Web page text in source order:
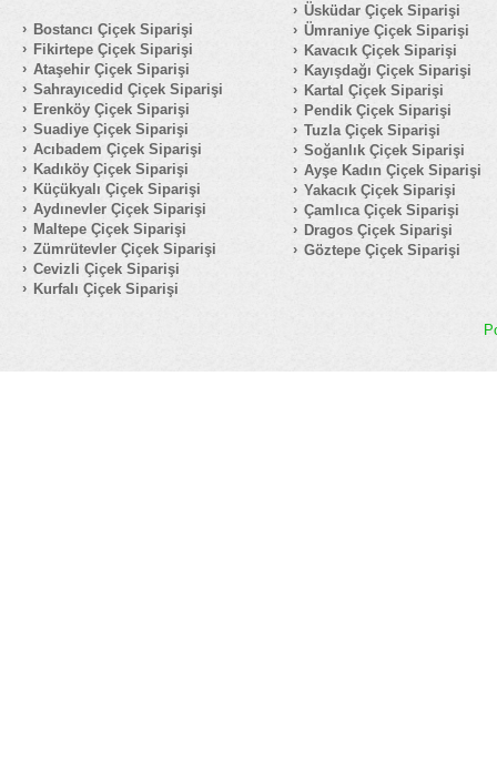
Bostancı Çiçek Siparişi
Fikirtepe Çiçek Siparişi
Ataşehir Çiçek Siparişi
Sahrayıcedid Çiçek Siparişi
Erenköy Çiçek Siparişi
Suadiye Çiçek Siparişi
Acıbadem Çiçek Siparişi
Kadıköy Çiçek Siparişi
Küçükyalı Çiçek Siparişi
Aydınevler Çiçek Siparişi
Maltepe Çiçek Siparişi
Zümrütevler Çiçek Siparişi
Cevizli Çiçek Siparişi
Kurfalı Çiçek Siparişi
Üsküdar Çiçek Siparişi
Ümraniye Çiçek Siparişi
Kavacık Çiçek Siparişi
Kayışdağı Çiçek Siparişi
Kartal Çiçek Siparişi
Pendik Çiçek Siparişi
Tuzla Çiçek Siparişi
Soğanlık Çiçek Siparişi
Ayşe Kadın Çiçek Siparişi
Yakacık Çiçek Siparişi
Çamlıca Çiçek Siparişi
Dragos Çiçek Siparişi
Göztepe Çiçek Siparişi